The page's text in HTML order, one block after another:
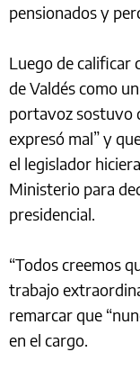
pensionados y
Luego de calificar
de Valdés como
portavoz sostuvo
expresó mal” y
el legislador
Ministerio para
presidencial.
“Todos creemos
trabajo
remarcar que
en el cargo.